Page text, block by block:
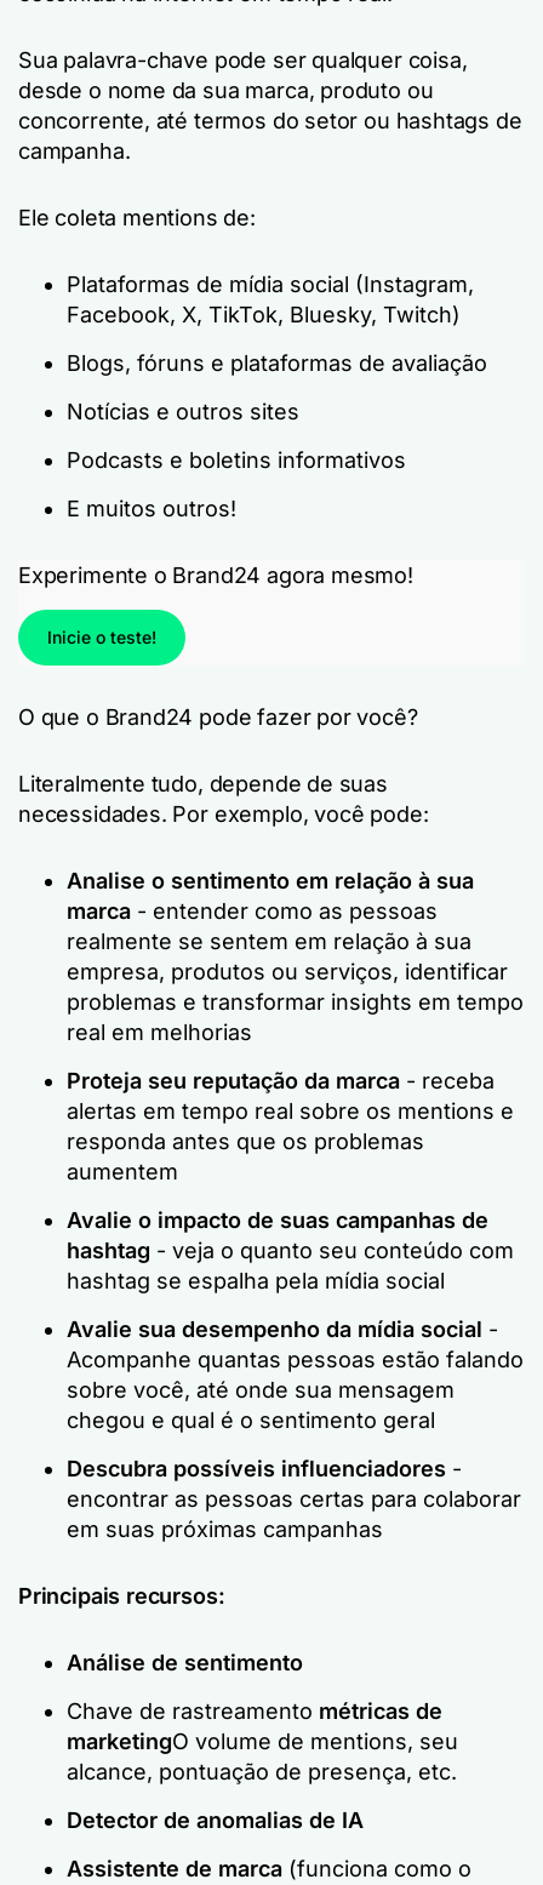
Sua palavra-chave pode ser qualquer coisa,
desde o nome da sua marca, produto ou
concorrente, até termos do setor ou hashtags de
campanha.
Ele coleta mentions de:
Plataformas de mídia social (Instagram,
Facebook, X, TikTok, Bluesky, Twitch)
Blogs, fóruns e plataformas de avaliação
Notícias e outros sites
Podcasts e boletins informativos
E muitos outros!
Experimente o Brand24 agora mesmo!
Inicie o teste!
O que o Brand24 pode fazer por você?
Literalmente tudo, depende de suas
necessidades. Por exemplo, você pode:
Analise o sentimento em relação à sua
marca - entender como as pessoas
realmente se sentem em relação à sua
empresa, produtos ou serviços, identificar
problemas e transformar insights em tempo
real em melhorias
Proteja seu reputação da marca - receba
alertas em tempo real sobre os mentions e
responda antes que os problemas
aumentem
Avalie o impacto de suas campanhas de
hashtag - veja o quanto seu conteúdo com
hashtag se espalha pela mídia social
Avalie sua desempenho da mídia social -
Acompanhe quantas pessoas estão falando
sobre você, até onde sua mensagem
chegou e qual é o sentimento geral
Descubra possíveis influenciadores -
encontrar as pessoas certas para colaborar
em suas próximas campanhas
Principais recursos:
Análise de sentimento
Chave de rastreamento métricas de
marketingO volume de mentions, seu
alcance, pontuação de presença, etc.
Detector de anomalias de IA
Assistente de marca (funciona como o